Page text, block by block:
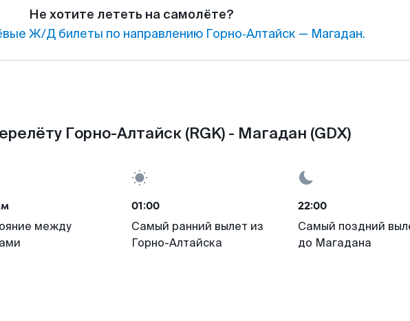
Не хотите лететь на самолёте?
Ж/Д билеты по направлению Горно‑Алтайск — Магадан.
Горно-Алтайск (RGK) - Магадан (GDX)
между
01:00
Самый ранний вылет из
Горно-Алтайска
22:00
Самый поздний
до Магадана